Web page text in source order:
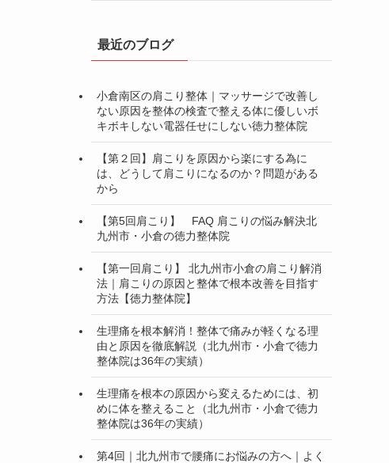
最近のブログ
小倉南区の肩こり整体｜マッサージで改善し
ない原因を整体の検査で整える体に優しいボ
キボキしない電器任せにしない徳力整体院
【第２回】肩こりを原因から楽にする為に
は、どうして肩こりになるのか？問題がある
から
【第5回肩こり】 FAQ 肩こりの悩み解決北
九州市・小倉の徳力整体院
【第一回肩こり】 北九州市小倉の肩こり解消
法｜肩こりの原因と整体で根本改善を目指す
方法【徳力整体院】
生理痛を根本解消！整体で痛みが軽くなる理
由と原因を徹底解説（北九州市・小倉で徳力
整体院は36年の実績）
生理痛を根本の原因から変えるためには、初
めに体を整えること（北九州市・小倉で徳力
整体院は36年の実績）
第4回｜北九州市で腰痛にお悩みの方へ｜よく